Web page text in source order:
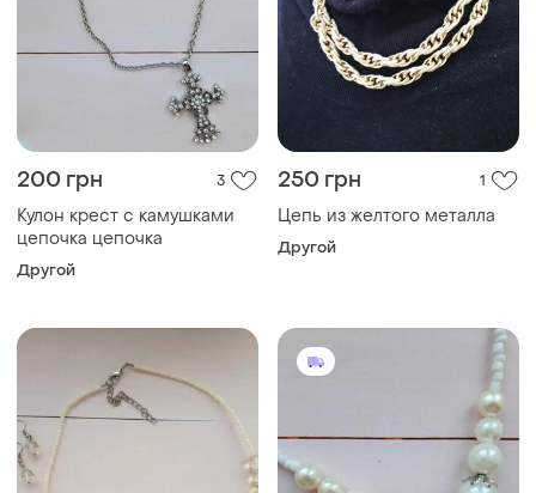
200 грн 3
Кулон крест с камушками
цепочка цепочка
Другой
250 грн 1
Цепь из желтого металла
Другой